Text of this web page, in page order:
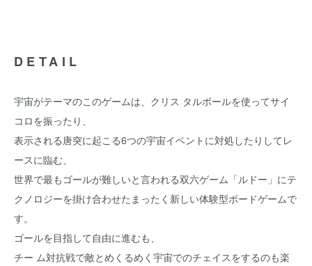
DETAIL
宇宙がテーマのこのゲームは、クリス タルボールを使ってサイ
コロを振ったり、
表示される唐突に起こる6つの宇宙イベントに対処したりしてレ
ースに臨む、
世界で最もゴールが難しいと言われる双六ゲーム「ルドー」にテ
クノロジーを掛け合わせたまったく新しい体験型ボードゲームで
す。
ゴールを目指して自由に進むも、
チー ム対抗戦で敵とめくるめく宇宙でのチェイスをするのも楽